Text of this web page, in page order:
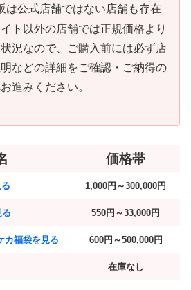
は公式店舗ではない店舗も存在
ト以外の店舗では正規価格より
況なので、ご購入前には必ず店
などの詳細をご確認・ご納得の
進みください。
価格帯
1,000円～300,000円
550円～33,000円
カ福袋を見る 600円～500,000円
在庫なし